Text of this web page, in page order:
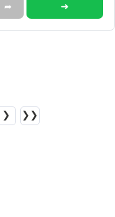
➦ ➜
❯ ❯❯